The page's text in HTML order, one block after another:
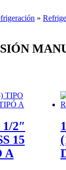
»
2″
15
A